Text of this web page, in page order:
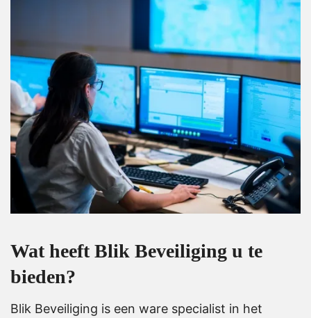
Wat heeft Blik Beveiliging u te
bieden?
Blik Beveiliging is een ware specialist in het